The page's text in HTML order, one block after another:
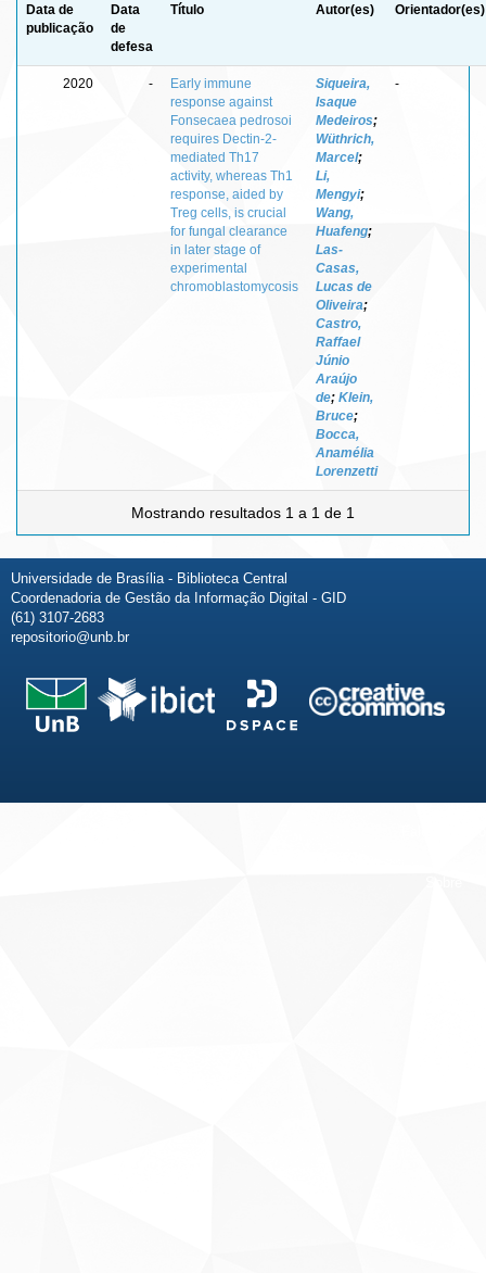
Data de
publicação
Data
de
defesa
Título Autor(es) Orientador(es)
2020 -
Early immune
response against
Fonsecaea pedrosoi
requires Dectin-2-
mediated Th17
activity, whereas Th1
response, aided by
Treg cells, is crucial
for fungal clearance
in later stage of
experimental
chromoblastomycosis
Siqueira,
Isaque
Medeiros;
Wüthrich,
Marcel;
Li,
Mengyi;
Wang,
Huafeng;
Las-
Casas,
Lucas de
Oliveira;
Castro,
Raffael
Júnio
Araújo
de; Klein,
Bruce;
Bocca,
Anamélia
Lorenzetti
-
Mostrando resultados 1 a 1 de 1
Universidade de Brasília - Biblioteca Central
Coordenadoria de Gestão da Informação Digital - GID
(61) 3107-2683
repositorio@unb.br